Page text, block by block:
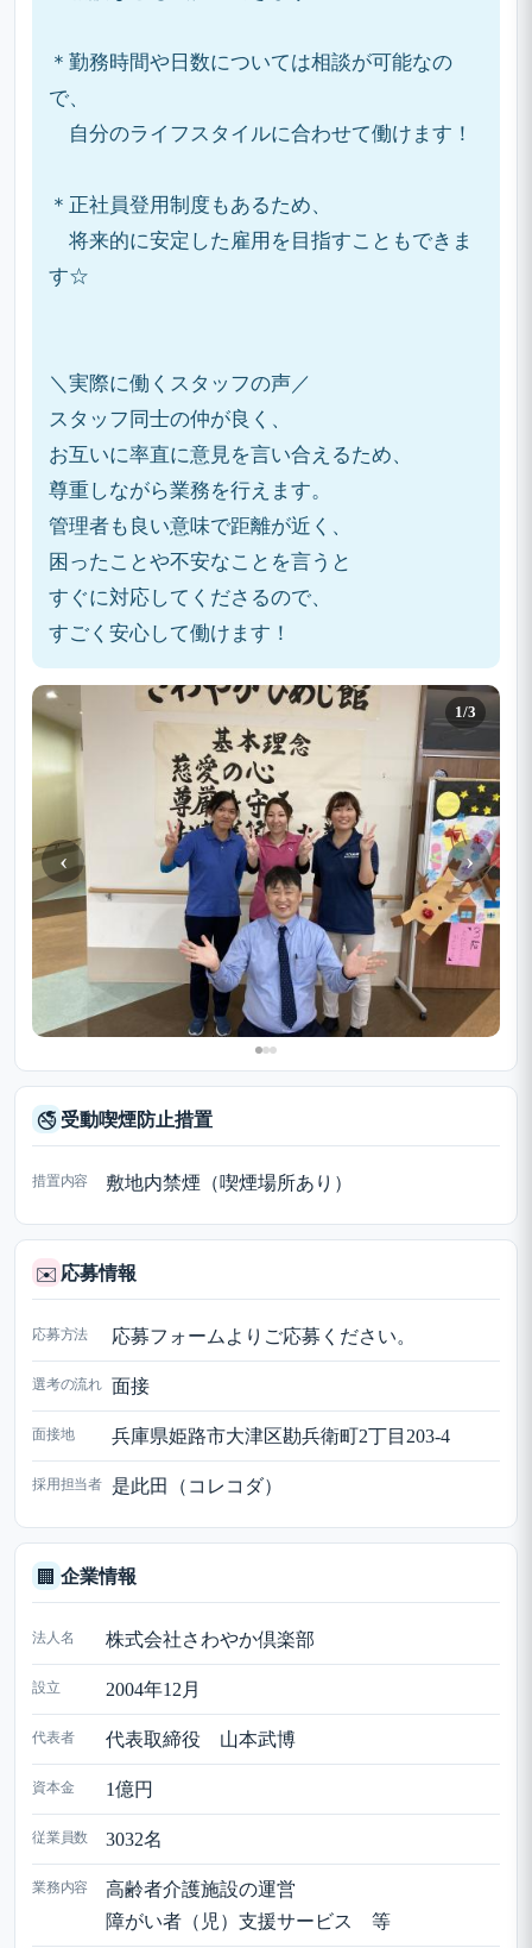
＊勤務時間や日数については相談が可能なの
で、
自分のライフスタイルに合わせて働けます！
＊正社員登用制度もあるため、
将来的に安定した雇用を目指すこともできま
す☆
＼実際に働くスタッフの声／
スタッフ同士の仲が良く、
お互いに率直に意見を言い合えるため、
尊重しながら業務を行えます。
管理者も良い意味で距離が近く、
困ったことや不安なことを言うと
すぐに対応してくださるので、
すごく安心して働けます！
1/3
‹ ›
🚭 受動喫煙防止措置
措置内容 敷地内禁煙（喫煙場所あり）
✉️ 応募情報
応募方法 応募フォームよりご応募ください。
選考の流れ 面接
面接地 兵庫県姫路市大津区勘兵衛町2丁目203-4
採用担当者 是此田（コレコダ）
🏢 企業情報
法人名 株式会社さわやか倶楽部
設立 2004年12月
代表者 代表取締役 山本武博
資本金 1億円
従業員数 3032名
業務内容
高齢者介護施設の運営
障がい者（児）支援サービス 等